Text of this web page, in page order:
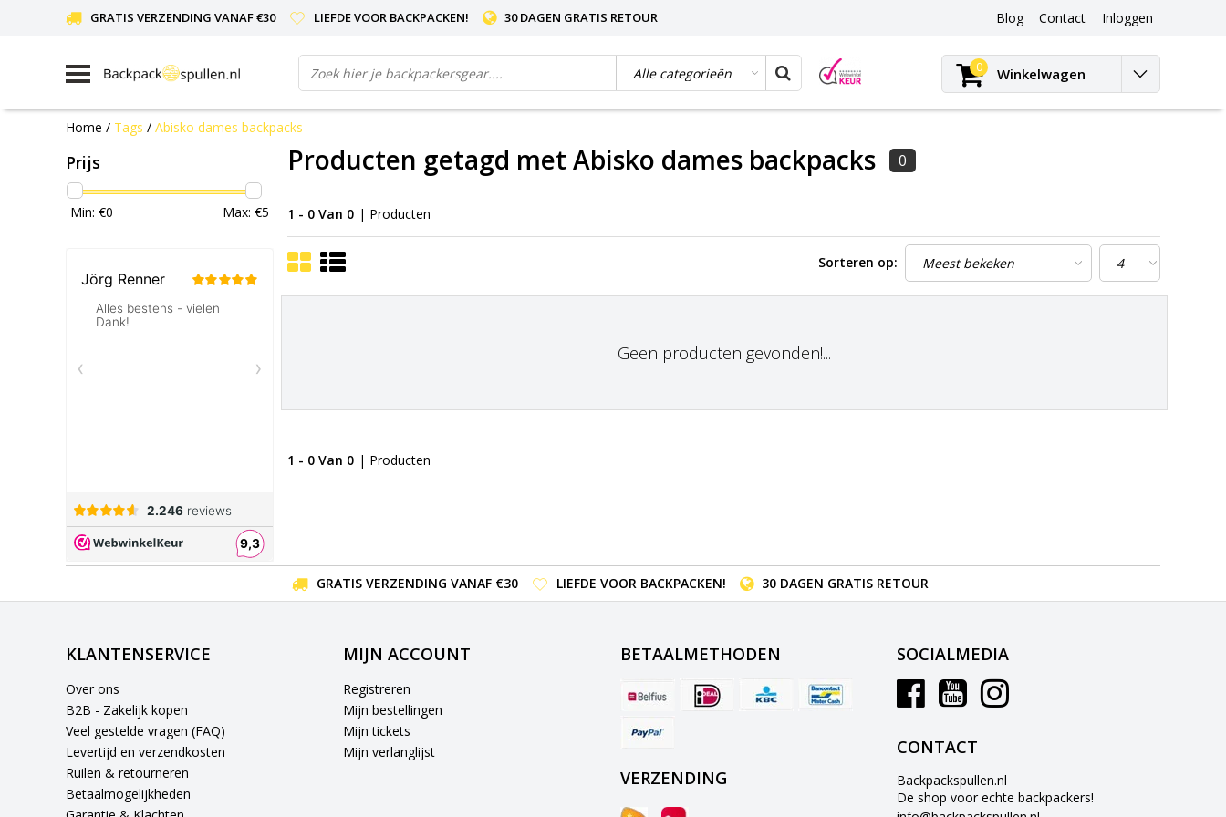
GRATIS VERZENDING VANAF €30 LIEFDE VOOR BACKPACKEN! 30 DAGEN GRATIS RETOUR Blog
Blog
Contact Inloggen
0 Winkelwagen
Home / Tags / Abisko dames backpacks
Prijs
Min: €0 Max: €5
Producten getagd met Abisko dames backpacks 0
1 - 0 Van 0 | Producten
Sorteren op:
Geen producten gevonden!...
1 - 0 Van 0 | Producten
GRATIS VERZENDING VANAF €30 LIEFDE VOOR BACKPACKEN! 30 DAGEN GRATIS RETOUR
KLANTENSERVICE
Over ons
B2B - Zakelijk kopen
Veel gestelde vragen (FAQ)
Levertijd en verzendkosten
Ruilen & retourneren
Betaalmogelijkheden
MIJN ACCOUNT
Registreren
Mijn bestellingen
Mijn tickets
Mijn verlanglijst
BETAALMETHODEN
VERZENDING
SOCIALMEDIA
CONTACT
Backpackspullen.nl
De shop voor echte backpackers!